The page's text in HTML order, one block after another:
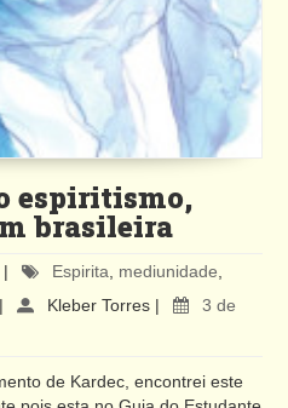
espiritismo,
brasileira
| Espirita, mediunidade,
| Kleber Torres |
3 de
de Kardec, encontrei este